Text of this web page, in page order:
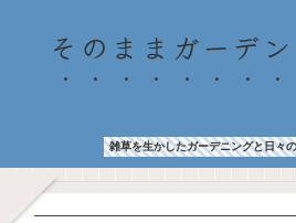
そのままガーデ
雑草を生かしたガーデニングと日々